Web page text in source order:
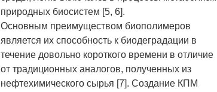
природных биосистем [5, 6].
Основным преимуществом биополимеров
является их способность к биодеградации в
течение довольно короткого времени в отличие
от традиционных аналогов, полученных из
нефтехимического сырья [7]. Создание КПМ